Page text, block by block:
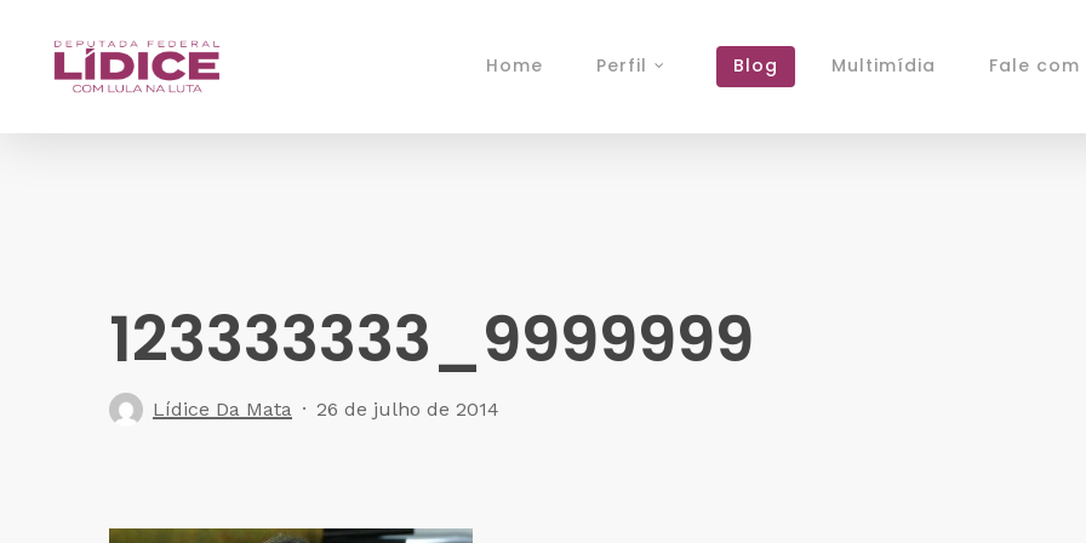
Home Perfil Blog Multimídia Fale com
123333333_9999999
Lídice Da Mata 26 de julho de 2014